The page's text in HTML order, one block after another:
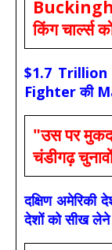
किंग चार्ल्स
$1.7 Trillion
Fighter की
"उस पर
चंडीगढ़
दक्षिण
देशों को सीख